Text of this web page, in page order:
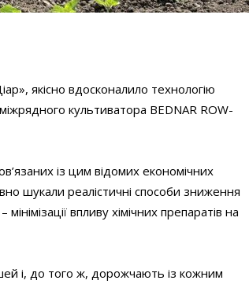
якісно вдосконалило технологію
культиватора BEDNAR ROW-
із цим відомих економічних
шукали реалістичні способи зниження
впливу хімічних препаратів на
і, до того ж, дорожчають із кожним